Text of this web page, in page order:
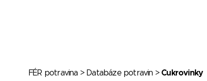
FÉR potravina > Databáze potravin > Cukrovinky